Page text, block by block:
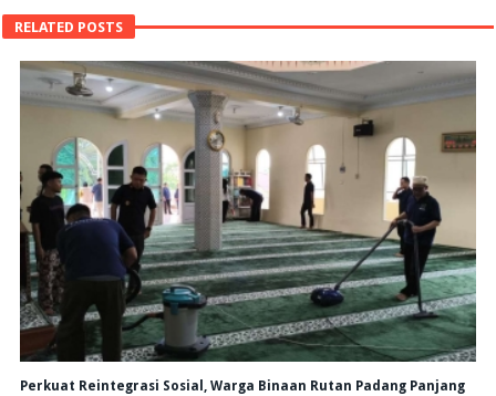
RELATED POSTS
Perkuat Reintegrasi Sosial, Warga Binaan Rutan Padang Panjang